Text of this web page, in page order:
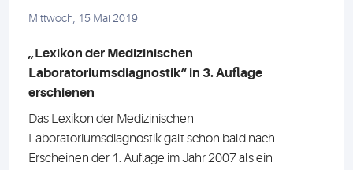
Mittwoch, 15 Mai 2019
„Lexikon der Medizinischen
Laboratoriumsdiagnostik“ in 3. Auflage
erschienen
Das Lexikon der Medizinischen
Laboratoriumsdiagnostik galt schon bald nach
Erscheinen der 1. Auflage im Jahr 2007 als ein